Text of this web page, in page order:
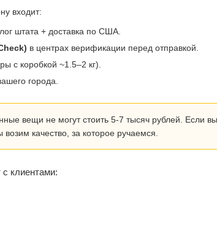
входит:
штата + доставка по США.
в центрах верификации перед отправкой.
с коробкой ~1.5–2 кг).
города.
вещи не могут стоить 5-7 тысяч рублей. Если
качество, за которое ручаемся.
клиентами: